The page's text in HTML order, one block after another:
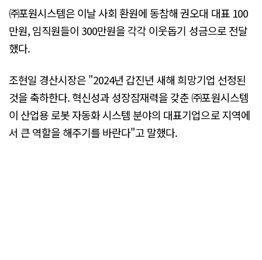
㈜포원시스템은 이날 사회 환원에 동참해 권오대 대표 100
만원, 임직원들이 300만원을 각각 이웃돕기 성금으로 전달
했다.
조현일 경산시장은 "2024년 갑진년 새해 희망기업 선정된
것을 축하한다. 혁신성과 성장잠재력을 갖춘 ㈜포원시스템
이 산업용 로봇 자동화 시스템 분야의 대표기업으로 지역에
서 큰 역할을 해주기를 바란다"고 말했다.